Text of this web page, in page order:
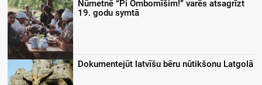
Nūmetnē “Pi Ombomīšim!” varēs atsagrīzt
19. godu symtā
Dokumentejūt latvīšu bēru nūtikšonu Latgolā